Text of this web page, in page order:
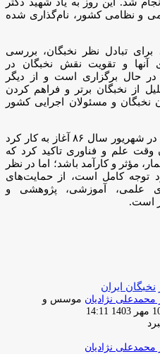
و نظامی کشور، نام‌گذاری شده
تبادل نظر نخبگان، بررسی
و تقویت نقش نخبگان در
حال برگزاری است و از دیگر
از نخبگان برتر و فراهم کردن
و مسئولان اجرایی کشور
نخستین همایش ملی نخبگان جوان در شهریور سال ۸۶ آغاز به کار کرد
علم و فناوری تاکید کرد که
مؤثر و کارآمد باشد؛ اما در نظر
توجه کامل است، از حمایت‌های
علمی، آموزشی، پژوهشی و
است.
نخبگان ایران
موسس و
1403 14:11